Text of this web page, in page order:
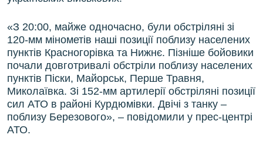
«З 20:00, майже одночасно, були обстріляні зі
120-мм мінометів наші позиції поблизу населених
пунктів Красногорівка та Нижнє. Пізніше бойовики
почали довготривалі обстріли поблизу населених
пунктів Піски, Майорськ, Перше Травня,
Миколаївка. Зі 152-мм артилерії обстріляні позиції
сил АТО в районі Курдюмівки. Двічі з танку –
поблизу Березового», – повідомили у прес-центрі
АТО.